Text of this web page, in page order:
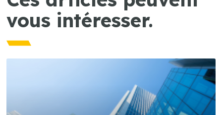
vous intéresser.